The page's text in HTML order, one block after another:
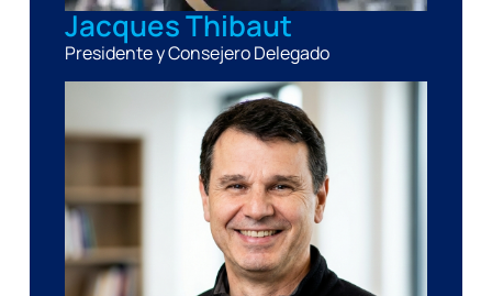
Jacques Thibaut
Presidente y Consejero Delegado